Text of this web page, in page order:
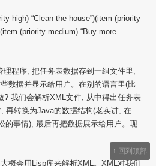
high) “Clean the house”)(item (priority
(priority medium) “Buy more
程序, 把任务表数据存到一组文件里,
数据并显示给用户。在别的语言里(比
? 我们会解析XML文件, 从中得出任务表
再转换为Java的数据结构(老实讲, 在
的事情), 最后再把数据展示给用户。现
概会用Lisp库来解析XML。XML对我们
↑ 回到顶部